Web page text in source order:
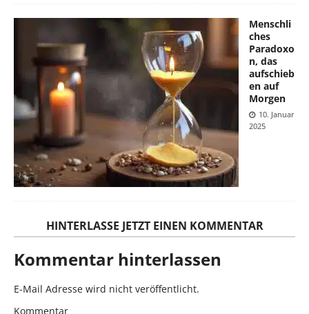
Menschli
ches
Paradoxo
n, das
aufschieb
en auf
Morgen
10. Januar
2025
HINTERLASSE JETZT EINEN KOMMENTAR
Kommentar hinterlassen
E-Mail Adresse wird nicht veröffentlicht.
Kommentar